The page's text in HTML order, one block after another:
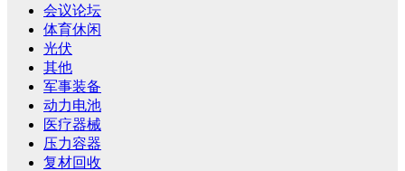
会议论坛
体育休闲
光伏
其他
军事装备
动力电池
医疗器械
压力容器
复材回收